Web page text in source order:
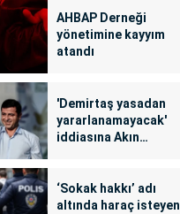
AHBAP Derneği
yönetimine kayyım
atandı
'Demirtaş yasadan
yararlanamayacak'
iddiasına Akın
‘Sokak hakkı’ adı
altında haraç isteyen